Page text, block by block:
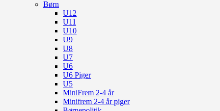
Børn
U12
U11
U10
U9
U8
U7
U6
U6 Piger
U5
MiniFrem 2-4 år
Minifrem 2-4 år piger